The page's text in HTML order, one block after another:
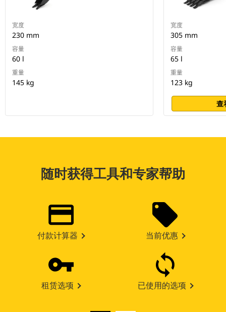
宽度
230 mm
容量
60 l
重量
145 kg
宽度
305 mm
容量
65 l
重量
123 kg
查
随时获得工具和专家帮助
付款计算器 当前优惠
租赁选项 已使用的选项